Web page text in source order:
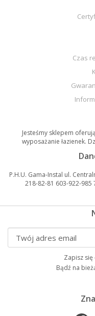
Czas
Jesteśmy sklepem
wyposażanie łazienek.
P.H.U. Gama-Instal ul.
218-82-81 603-922-985
Zapisz
Bądź na